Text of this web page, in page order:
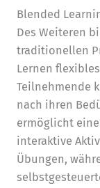
Blended
Des Weiteren
traditionellen
Lernen
Teilnehmende
nach ihren
ermöglicht
interaktive
Übungen,